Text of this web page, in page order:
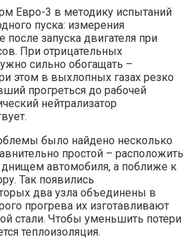
Евро-3 в методику испытаний
пуска: измерения
после запуска двигателя при
При отрицательных
сильно обогащать –
этом в выхлопных газах резко
прогреться до рабочей
нейтрализатор
было найдено несколько
простой – расположить
днищем автомобиля, а поближе к
Так появились
два узла объединены в
прогрева их изготавливают
стали. Чтобы уменьшить потери
теплоизоляция.